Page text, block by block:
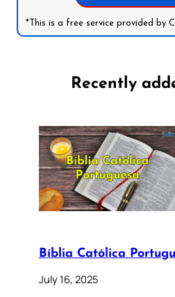
*This is a free service provided by
Recently
Bíblia Católica
July 16, 2025